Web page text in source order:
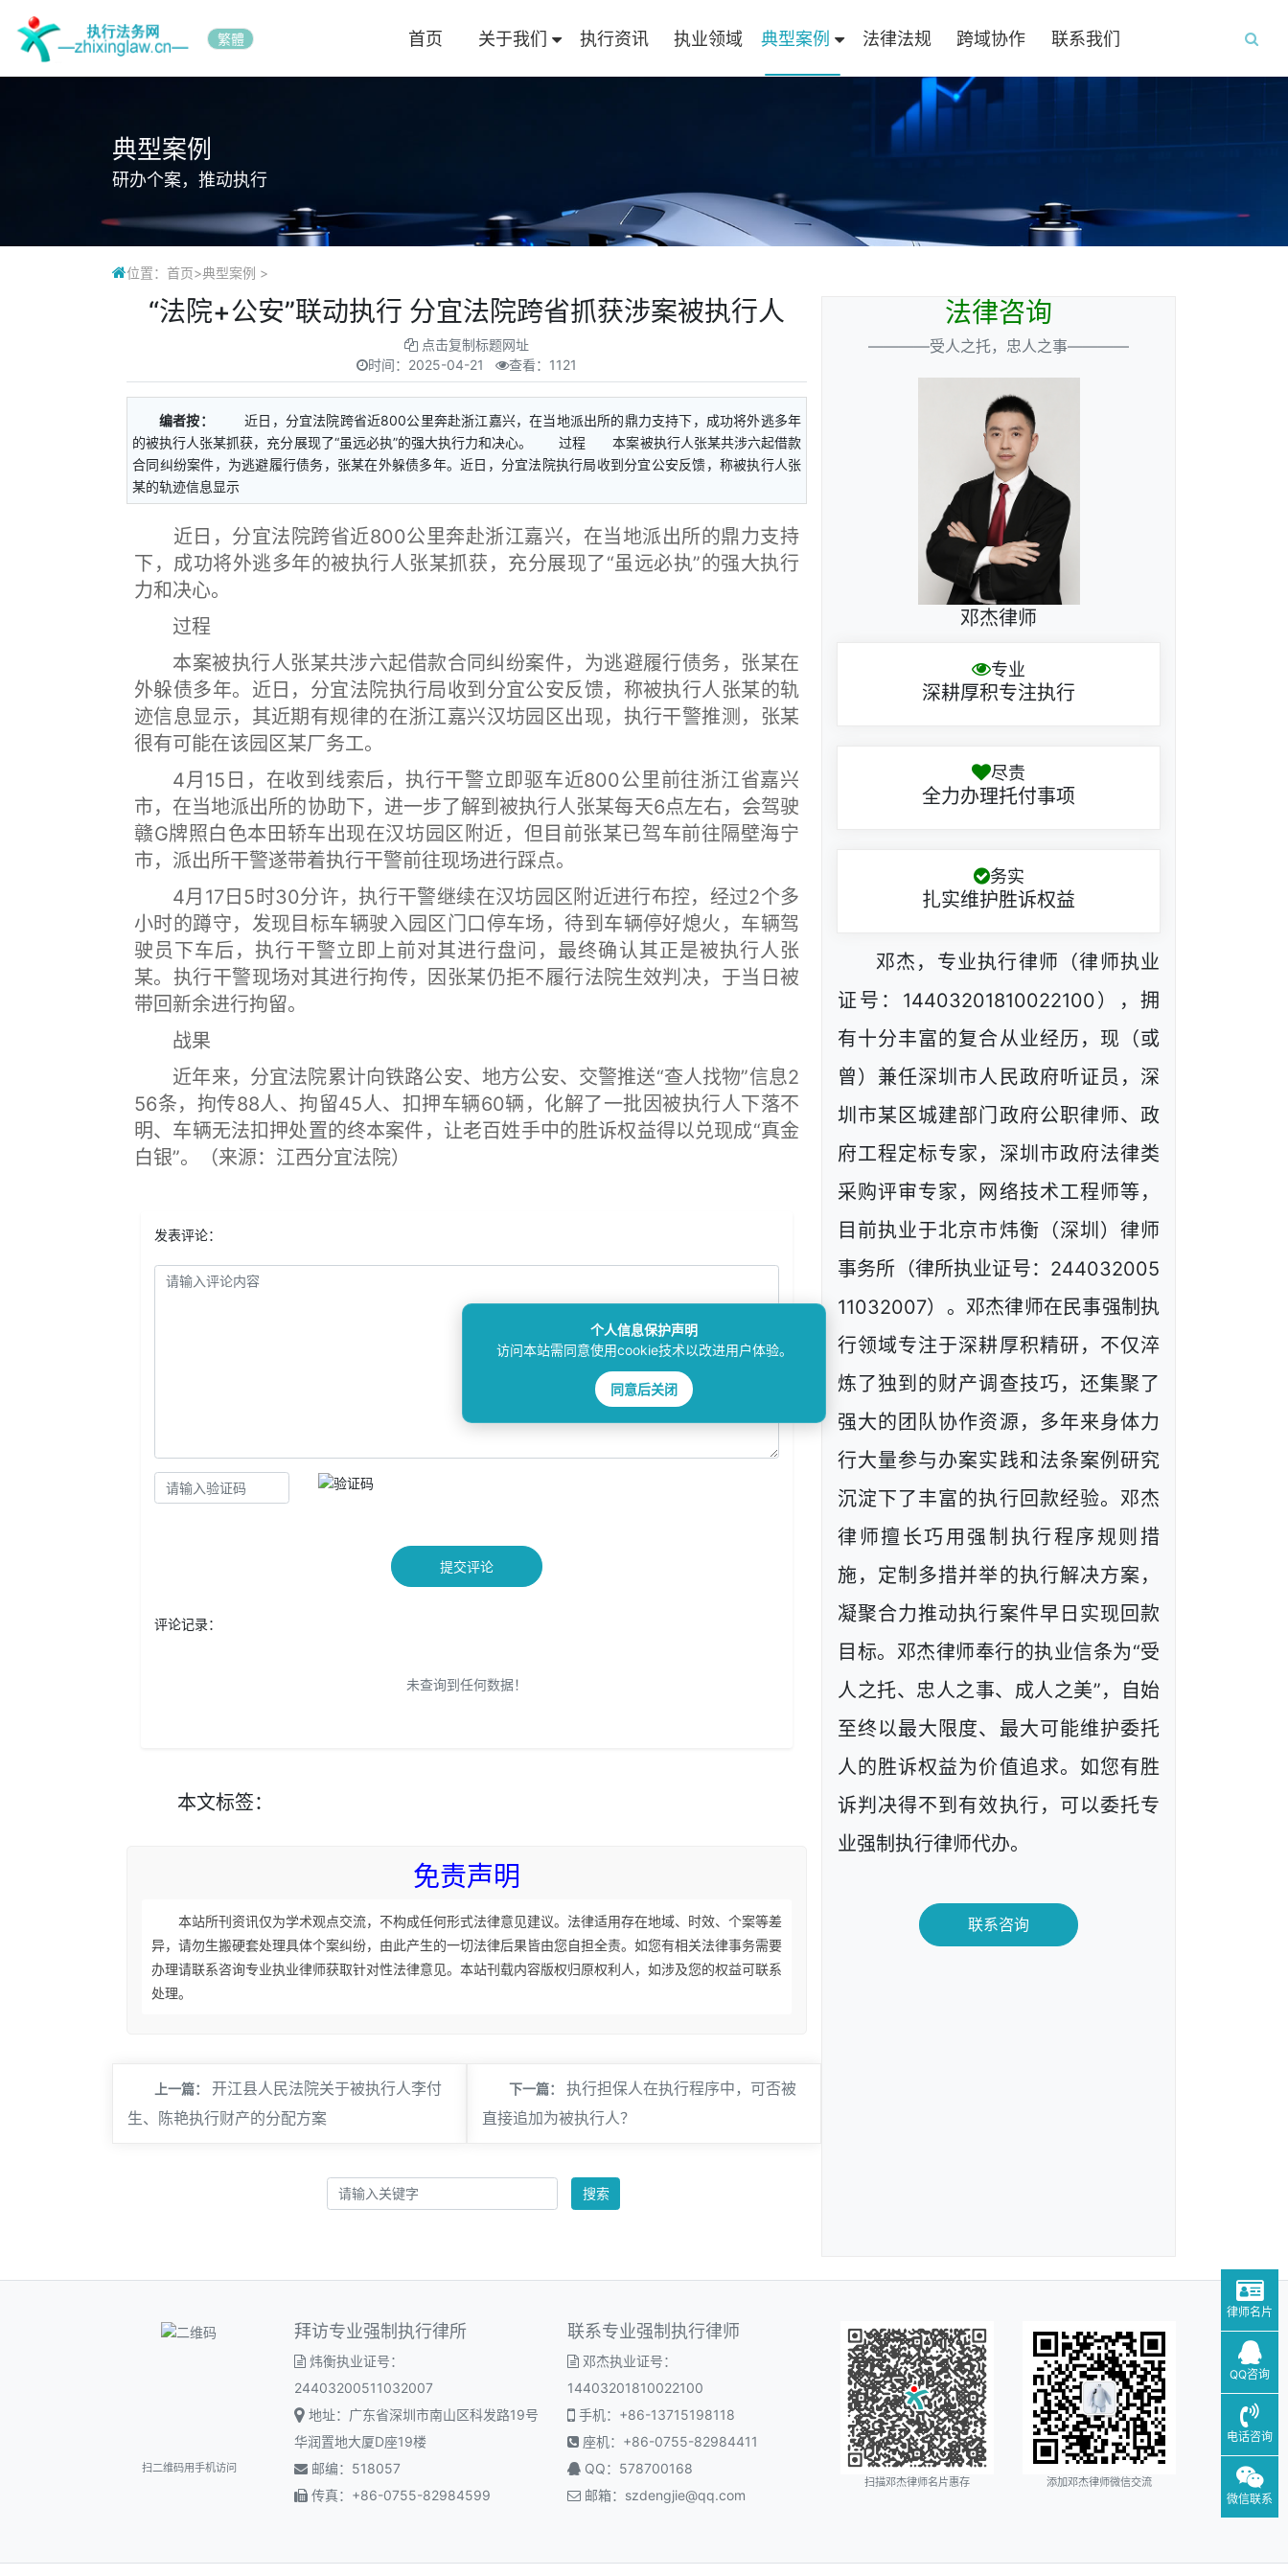
繁體 首页 关于我们 执行资讯 执业领域 典型案例 法律法规 跨域协作 联系我们
典型案例
研办个案，推动执行
位置： 首页>典型案例 >
“法院+公安”联动执行 分宜法院跨省抓获涉案被执行人
点击复制标题网址
时间： 2025-04-21 查看：1121
编者按：
近日，分宜法院跨省近800公里奔赴浙江嘉兴，在当地派出所的鼎力支持下，成功将外逃多年
的被执行人张某抓获，充分展现了“虽远必执”的强大执行力和决心。 过程 本案被执行人张某共涉六起借款
合同纠纷案件，为逃避履行债务，张某在外躲债多年。近日，分宜法院执行局收到分宜公安反馈，称被执行人张
某的轨迹信息显示
近日，分宜法院跨省近800公里奔赴浙江嘉兴，在当地派出所的鼎力支持
下，成功将外逃多年的被执行人张某抓获，充分展现了“虽远必执”的强大执行
力和决心。
过程
本案被执行人张某共涉六起借款合同纠纷案件，为逃避履行债务，张某在
外躲债多年。近日，分宜法院执行局收到分宜公安反馈，称被执行人张某的轨
迹信息显示，其近期有规律的在浙江嘉兴汉坊园区出现，执行干警推测，张某
很有可能在该园区某厂务工。
4月15日，在收到线索后，执行干警立即驱车近800公里前往浙江省嘉兴
市，在当地派出所的协助下，进一步了解到被执行人张某每天6点左右，会驾驶
赣G牌照白色本田轿车出现在汉坊园区附近，但目前张某已驾车前往隔壁海宁
市，派出所干警遂带着执行干警前往现场进行踩点。
4月17日5时30分许，执行干警继续在汉坊园区附近进行布控，经过2个多
小时的蹲守，发现目标车辆驶入园区门口停车场，待到车辆停好熄火，车辆驾
驶员下车后，执行干警立即上前对其进行盘问，最终确认其正是被执行人张
某。执行干警现场对其进行拘传，因张某仍拒不履行法院生效判决，于当日被
带回新余进行拘留。
战果
近年来，分宜法院累计向铁路公安、地方公安、交警推送“查人找物”信息2
56条，拘传88人、拘留45人、扣押车辆60辆，化解了一批因被执行人下落不
明、车辆无法扣押处置的终本案件，让老百姓手中的胜诉权益得以兑现成“真金
白银”。（来源：江西分宜法院）
发表评论：
提交评论
评论记录：
未查询到任何数据！
本文标签：
免责声明
本站所刊资讯仅为学术观点交流，不构成任何形式法律意见建议。法律适用存在地域、时效、个案等差
异，请勿生搬硬套处理具体个案纠纷，由此产生的一切法律后果皆由您自担全责。如您有相关法律事务需要
办理请联系咨询专业执业律师获取针对性法律意见。本站刊载内容版权归原权利人，如涉及您的权益可联系
处理。
上一篇：
开江县人民法院关于被执行人李付
生、陈艳执行财产的分配方案
下一篇：
执行担保人在执行程序中，可否被
直接追加为被执行人？
搜索
法律咨询
————受人之托，忠人之事————
邓杰律师
专业
深耕厚积专注执行
尽责
全力办理托付事项
务实
扎实维护胜诉权益
邓杰，专业执行律师（律师执业
证号：14403201810022100），拥
有十分丰富的复合从业经历，现（或
曾）兼任深圳市人民政府听证员，深
圳市某区城建部门政府公职律师、政
府工程定标专家，深圳市政府法律类
采购评审专家，网络技术工程师等，
目前执业于北京市炜衡（深圳）律师
事务所（律所执业证号：244032005
11032007）。邓杰律师在民事强制执
行领域专注于深耕厚积精研，不仅淬
炼了独到的财产调查技巧，还集聚了
强大的团队协作资源，多年来身体力
行大量参与办案实践和法条案例研究
沉淀下了丰富的执行回款经验。邓杰
律师擅长巧用强制执行程序规则措
施，定制多措并举的执行解决方案，
凝聚合力推动执行案件早日实现回款
目标。邓杰律师奉行的执业信条为“受
人之托、忠人之事、成人之美”，自始
至终以最大限度、最大可能维护委托
人的胜诉权益为价值追求。如您有胜
诉判决得不到有效执行，可以委托专
业强制执行律师代办。
联系咨询
扫二维码用手机访问
拜访专业强制执行律所
炜衡执业证号：
24403200511032007
地址：广东省深圳市南山区科发路19号
华润置地大厦D座19楼
邮编：518057
传真：+86-0755-82984599
联系专业强制执行律师
邓杰执业证号：
14403201810022100
手机：+86-13715198118
座机：+86-0755-82984411
QQ：578700168
邮箱： szdengjie@qq.com
扫描邓杰律师名片惠存 添加邓杰律师微信交流
律师名片
QQ咨询
电话咨询
微信联系
个人信息保护声明
访问本站需同意使用cookie技术以改进用户体验。
同意后关闭